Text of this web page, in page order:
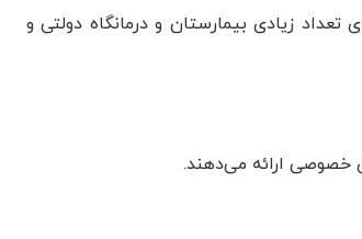
زیادی بیمارستان و درمانگاه دولتی و
خصوصی ارائه می‌دهند.